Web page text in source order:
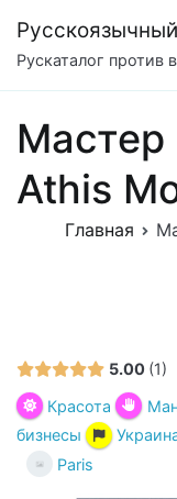
содержимому
Рускаталог против
Athis
Главная
5.00 1
Красота
бизнесы
Paris